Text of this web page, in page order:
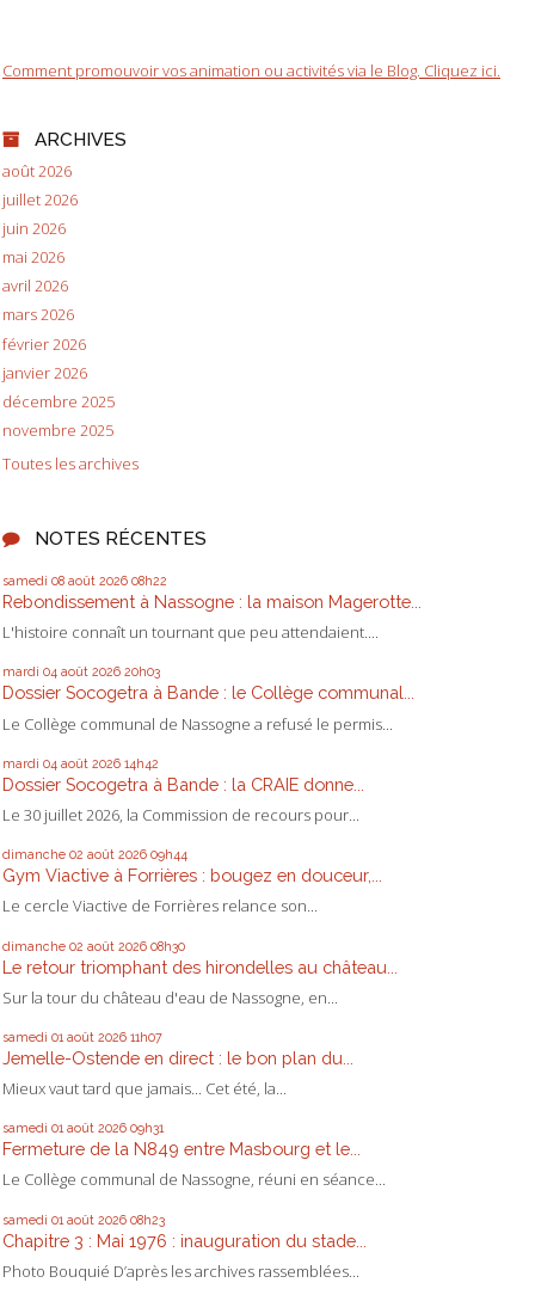
Comment promouvoir vos animation ou activités via le Blog. Cliquez ici.
ARCHIVES
août 2026
juillet 2026
juin 2026
mai 2026
avril 2026
mars 2026
février 2026
janvier 2026
décembre 2025
novembre 2025
Toutes les archives
NOTES RÉCENTES
samedi 08 août 2026 08h22
Rebondissement à Nassogne : la maison Magerotte...
L'histoire connaît un tournant que peu attendaient....
mardi 04 août 2026 20h03
Dossier Socogetra à Bande : le Collège communal...
Le Collège communal de Nassogne a refusé le permis...
mardi 04 août 2026 14h42
Dossier Socogetra à Bande : la CRAIE donne...
Le 30 juillet 2026, la Commission de recours pour...
dimanche 02 août 2026 09h44
Gym Viactive à Forrières : bougez en douceur,...
Le cercle Viactive de Forrières relance son...
dimanche 02 août 2026 08h30
Le retour triomphant des hirondelles au château...
Sur la tour du château d'eau de Nassogne, en...
samedi 01 août 2026 11h07
Jemelle-Ostende en direct : le bon plan du...
Mieux vaut tard que jamais... Cet été, la...
samedi 01 août 2026 09h31
Fermeture de la N849 entre Masbourg et le...
Le Collège communal de Nassogne, réuni en séance...
samedi 01 août 2026 08h23
Chapitre 3 : Mai 1976 : inauguration du stade...
Photo Bouquié D’après les archives rassemblées...